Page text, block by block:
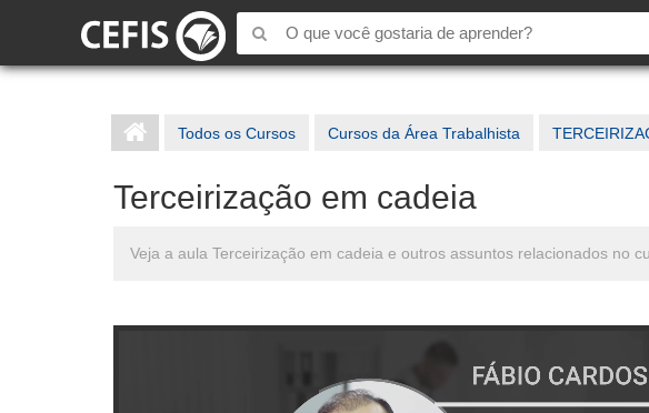
Todos os Cursos Cursos da Área Trabalhista
Terceirização em cadeia
Veja a aula Terceirização em cadeia e outros assuntos relacionados no